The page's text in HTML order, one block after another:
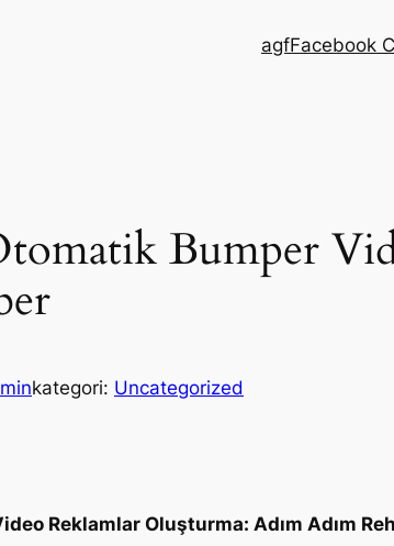
agfFacebook
Bumper
kategori: Uncategorized
Reklamlar Oluşturma: Adım Adım